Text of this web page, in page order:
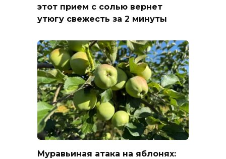
этот прием с солью вернет
утюгу свежесть за 2 минуты
Муравьиная атака на яблонях: